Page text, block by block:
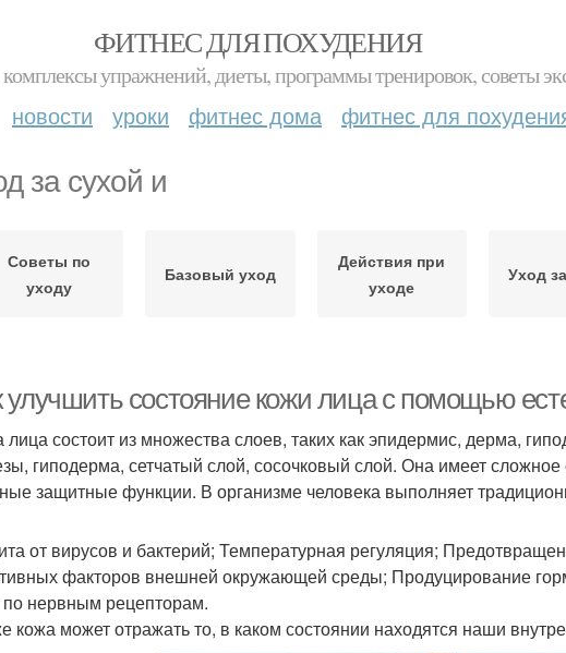
ФИТНЕС ДЛЯ ПОХУДЕНИЯ
упражнений, диеты, программы тренировок, советы
новости уроки фитнес дома фитнес для
за сухой и
Советы по
уходу
Базовый уход
Действия при
уходе
Уход
улучшить состояние кожи лица с помощью
лица состоит из множества слоев, таких как эпидермис, дерма,
гиподерма, сетчатый слой, сосочковый слой. Она имеет сложное
защитные функции. В организме человека выполняет
от вирусов и бактерий; Температурная регуляция;
факторов внешней окружающей среды; Продуцирование
по нервным рецепторам.
кожа может отражать то, в каком состоянии находятся наши